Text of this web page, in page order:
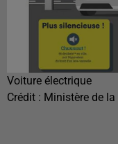
Voiture électrique
Crédit : Ministère de